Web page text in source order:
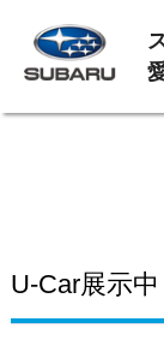
U-Car展示中